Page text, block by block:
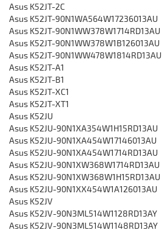
Asus K52JT-2C
Asus K52JT-90N1WA564W17236013AU
Asus K52JT-90N1WW378W1714RD13AU
Asus K52JT-90N1WW378W1B126013AU
Asus K52JT-90N1WW478W1814RD13AU
Asus K52JT-A1
Asus K52JT-B1
Asus K52JT-XC1
Asus K52JT-XT1
Asus K52JU
Asus K52JU-90N1XA354W1H15RD13AU
Asus K52JU-90N1XA454W17146013AU
Asus K52JU-90N1XA454W1714RD13AU
Asus K52JU-90N1XW368W1714RD13AU
Asus K52JU-90N1XW368W1H15RD13AU
Asus K52JU-90N1XX454W1A126013AU
Asus K52JV
Asus K52JV-90N3ML514W1128RD13AY
Asus K52JV-90N3ML514W1148RD13AY